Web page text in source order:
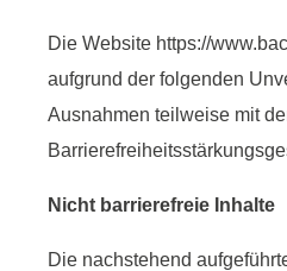
Die Website https://
aufgrund der folgenden
Ausnahmen teilweise mit
Nicht barrierefreie Inhalte
Die nachstehend